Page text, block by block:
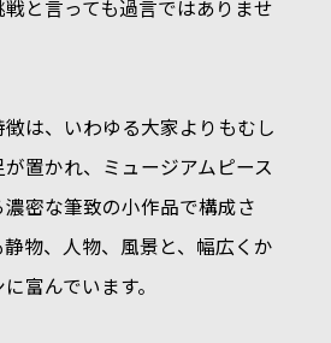
と言っても過言ではありませ
は、いわゆる大家よりもむし
置かれ、ミュージアムピース
密な筆致の小作品で構成さ
物、人物、風景と、幅広くか
富んでいます。